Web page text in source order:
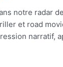
notre radar
et road
narratif,